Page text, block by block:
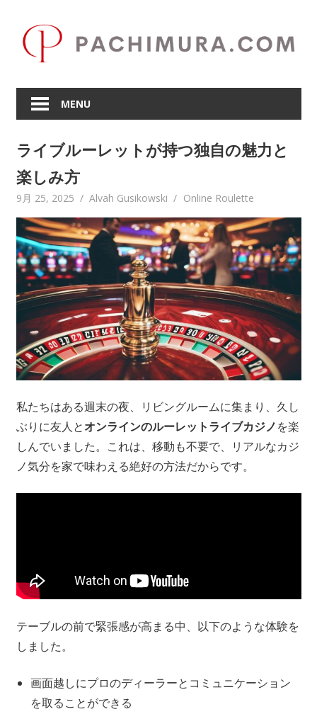
content
MENU
ライブルーレットが持つ独自の魅力と
楽しみ方
9月 25, 2025 Alvah Gusikowski Online Roulette
私たちはある週末の夜、リビングルームに集まり、久し
ぶりに友人とオンラインのルーレットライブカジノを楽
しんでいました。これは、移動も不要で、リアルなカジ
ノ気分を家で味わえる絶好の方法だからです。
テーブルの前で緊張感が高まる中、以下のような体験を
しました。
画面越しにプロのディーラーとコミュニケーション
を取ることができる